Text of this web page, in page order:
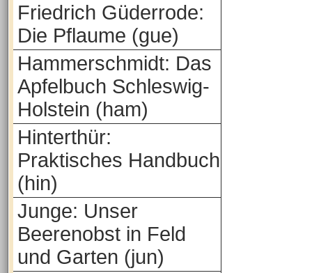
Friedrich Güderrode:
Die Pflaume (gue)
Hammerschmidt: Das
Apfelbuch Schleswig-
Holstein (ham)
Hinterthür:
Praktisches Handbuch
(hin)
Junge: Unser
Beerenobst in Feld
und Garten (jun)